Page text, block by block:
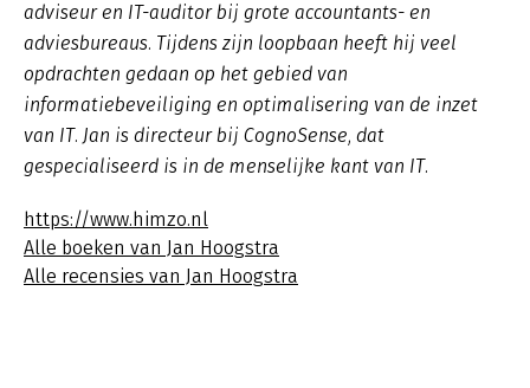
adviseur en IT-auditor bij grote accountants- en
adviesbureaus. Tijdens zijn loopbaan heeft hij veel
opdrachten gedaan op het gebied van
informatiebeveiliging en optimalisering van de inzet
van IT. Jan is directeur bij CognoSense, dat
gespecialiseerd is in de menselijke kant van IT.
https://www.himzo.nl
Alle boeken van Jan Hoogstra
Alle recensies van Jan Hoogstra